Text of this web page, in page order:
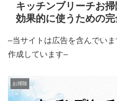
キッチンブリーチお
効果的に使うための完
–当サイトは広告を含んでい
作成しています–
お掃除